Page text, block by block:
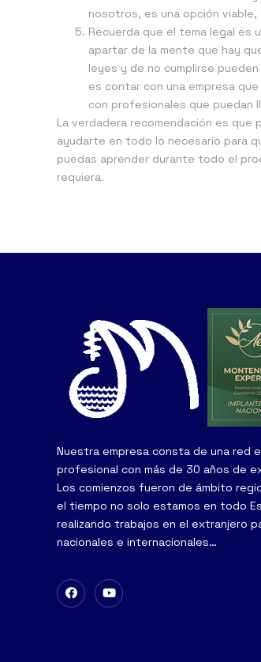
nosotros, es una opción
Recuerda que el tema legal es
apartar de la mente que hay
leyes y de no cumplirse
es contar con una empresa
con profesionales que puedan
La verdadera recomendación es
ayudarte en todo lo necesario para
puedas aprender durante todo el
requiera.
Nuestra empresa consta de una red
profesional con más de 30 años de
Los comienzos fueron de ámbito
el tiempo no solo estamos en todo
realizando trabajos en el extranjero
nacionales e internacionales…